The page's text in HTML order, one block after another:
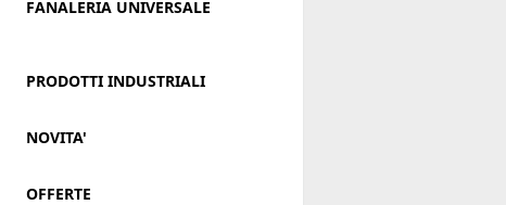
FANALERIA UNIVERSALE
PRODOTTI INDUSTRIALI
NOVITA'
OFFERTE